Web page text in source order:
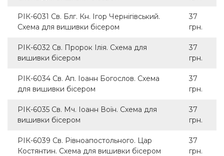
РІК-6031 Св. Блг. Кн. Ігор Чернігівський.
Схема для вишивки бісером
37
грн.
РІК-6032 Св. Пророк Ілія. Схема для
вишивки бісером
37
грн.
РІК-6034 Св. Ап. Іоанн Богослов. Схема
для вишивки бісером
37
грн.
РІК-6035 Св. Мч. Іоанн Воїн. Схема для
вишивки бісером
37
грн.
РІК-6039 Св. Рівноапостольного. Цар
Костянтин. Схема для вишивки бісером
37
грн.